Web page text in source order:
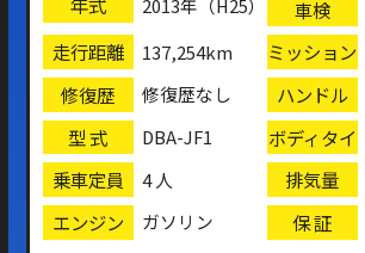
車検
走行距離 137,254km ミッション
修復歴 修復歴なし ハンドル
型 式 DBA-JF1
ボディタイ
プ
乗車定員 4 人 排気量
エンジン ガソリン
保 証